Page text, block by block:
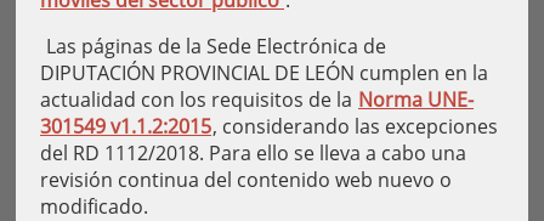
Las páginas de la Sede Electrónica de
DIPUTACIÓN PROVINCIAL DE LEÓN cumplen en la
actualidad con los requisitos de la Norma UNE-
301549 v1.1.2:2015, considerando las excepciones
del RD 1112/2018. Para ello se lleva a cabo una
revisión continua del contenido web nuevo o
modificado.